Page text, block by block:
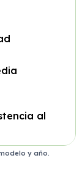
al
y año.